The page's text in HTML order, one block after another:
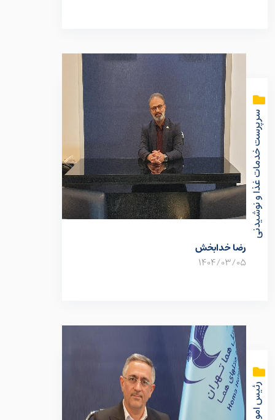
سرپرست خدمات غذا و نوشیدنی
رضا خدابخش
1404/03/05